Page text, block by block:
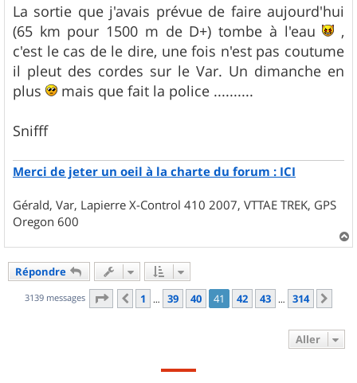
s
s
a
g
e
La sortie que j'avais prévue de faire aujourd'hui
(65 km pour 1500 m de D+) tombe à l'eau
,
c'est le cas de le dire, une fois n'est pas coutume
il pleut des cordes sur le Var. Un dimanche en
plus
mais que fait la police ..........
Snifff
Merci de jeter un oeil à la charte du forum : ICI
Gérald, Var, Lapierre X-Control 410 2007, VTTAE TREK, GPS
Oregon 600
a
Répondre
3139 messages Page 41 sur314
Précédent
1 … 39 40 41 42 43 … 314
Aller